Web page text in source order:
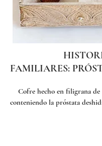
FAMILIARES:
Cofre hecho en filigrana de
conteniendo la próstata